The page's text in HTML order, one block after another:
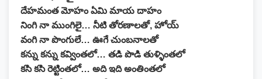
దేహమంత మోహం ఏమి మాయ దాహం
నింగి నా ముంగిలై… నీటి తోరణాలతో, హోయ్
వంగి నా పొంగులే… ఊగే చుంబనాలతో
కన్ను కన్ను కవ్వింతలో… తడి పొడి తుళ్ళింతలో
కసి కసి రెట్టింతలో… అది ఇది అంతింతలో